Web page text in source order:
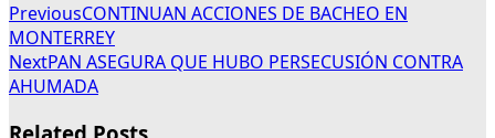
PreviousCONTINUAN ACCIONES DE BACHEO EN
MONTERREY
NextPAN ASEGURA QUE HUBO PERSECUSIÓN CONTRA
AHUMADA